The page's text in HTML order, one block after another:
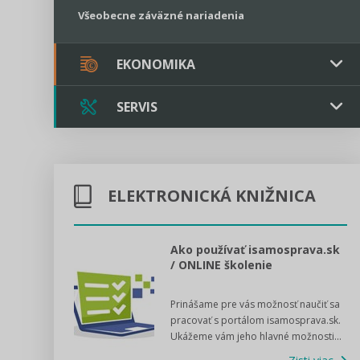
Všeobecne záväzné nariadenia
EKONOMIKA
Verejné obstarávanie
Majetok
Rozpočet
Sociálne podniky
Štátna pomoc
SERVIS
Kontakt
Tlačová agentúra
VIDEO produkcia
ELEKTRONICKÁ KNIŽNICA
Ako používať isamosprava.sk
/ ONLINE školenie
Prinášame pre vás možnosť naučiť sa
pracovať s portálom isamosprava.sk.
Ukážeme vám jeho hlavné možnosti...